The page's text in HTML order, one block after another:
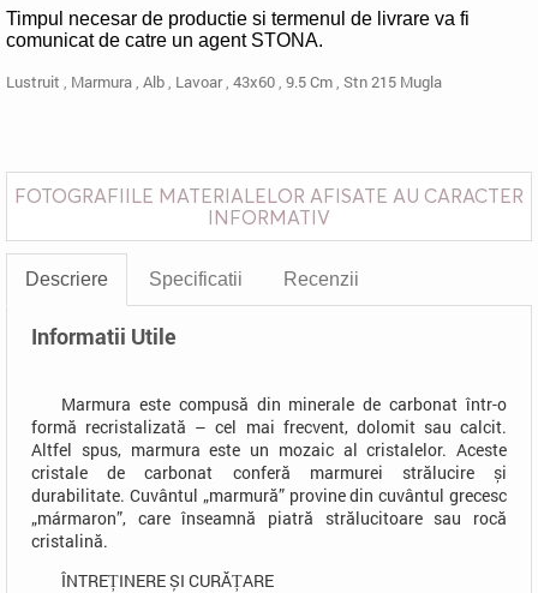
Timpul necesar de productie si termenul de livrare va fi
comunicat de catre un agent STONA.
Lustruit Marmura Alb Lavoar, 43x60 9.5 Cm Stn 215 Mugla
FOTOGRAFIILE MATERIALELOR AFISATE AU CARACTER
INFORMATIV
Descriere Specificatii Recenzii
Informatii Utile
Marmura este compusă din minerale de carbonat într-o
formă recristalizată – cel mai frecvent, dolomit sau calcit.
Altfel spus, marmura este un mozaic al cristalelor. Aceste
cristale de carbonat conferă marmurei strălucire și
durabilitate. Cuvântul „marmură” provine din cuvântul grecesc
„mármaron”, care înseamnă piatră strălucitoare sau rocă
cristalină.
ÎNTREȚINERE ȘI CURĂȚARE